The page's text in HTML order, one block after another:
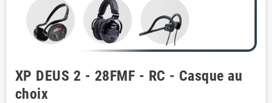
XP DEUS 2 - 28FMF - RC - Casque au
choix